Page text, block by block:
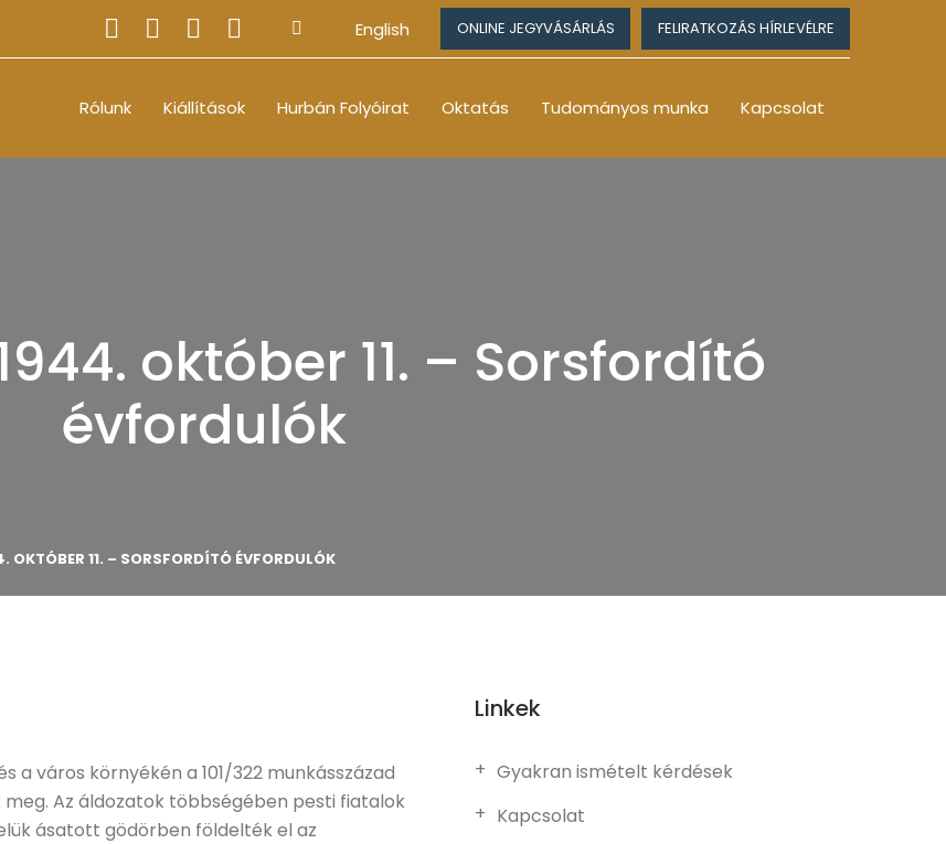
English ONLINE JEGYVÁSÁRLÁS FELIRATKOZÁS HÍRLEVÉLRE
Rólunk Kiállítások Hurbán Folyóirat Oktatás Tudományos munka Kapcsolat
október 11. – Sorsfordító
évfordulók
OKTÓBER 11. – SORSFORDÍTÓ ÉVFORDULÓK
a város környékén a 101/322 munkásszázad
meg. Az áldozatok többségében pesti fiatalok
ásatott gödörben földelték el az
Linkek
Gyakran ismételt kérdések
Kapcsolat